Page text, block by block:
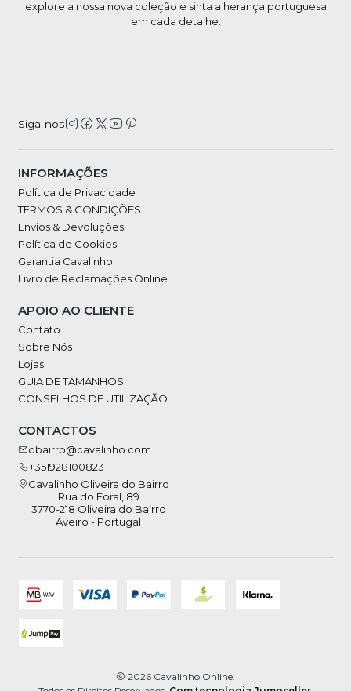
explore a nossa nova coleção e sinta a herança portuguesa
em cada detalhe.
Siga-nos
INFORMAÇÕES
Política de Privacidade
TERMOS & CONDIÇÕES
Envios & Devoluções
Política de Cookies
Garantia Cavalinho
Livro de Reclamações Online
APOIO AO CLIENTE
Contato
Sobre Nós
Lojas
GUIA DE TAMANHOS
CONSELHOS DE UTILIZAÇÃO
CONTACTOS
obairro@cavalinho.com
+351928100823
Cavalinho Oliveira do Bairro
Rua do Foral, 89
3770-218 Oliveira do Bairro
Aveiro - Portugal
2026 Cavalinho Online.